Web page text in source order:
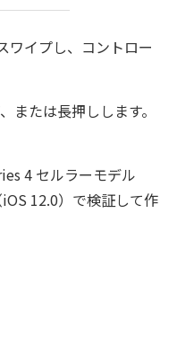
イプし、コントロー
たは長押しします。
4 セルラーモデル
12.0）で検証して作